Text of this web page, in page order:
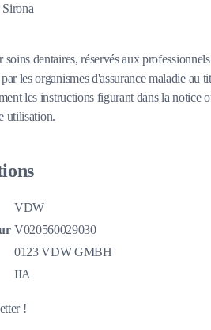
dentaires, réservés aux professionnels
les organismes d'assurance maladie au
les instructions figurant dans la notice
utilisation.
VDW
V020560029030
0123 VDW GMBH
IIA
!